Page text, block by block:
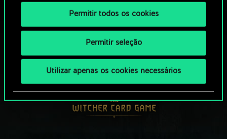
Permitir todos os cookies
Permitir seleção
Utilizar apenas os cookies necessários